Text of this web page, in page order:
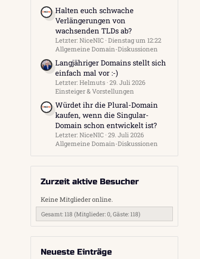
Halten euch schwache
Verlängerungen von
wachsenden TLDs ab?
Letzter: NiceNIC Dienstag um 12:22
Allgemeine Domain-Diskussionen
Langjähriger Domains stellt sich
einfach mal vor :-)
Letzter: Helmuts 29. Juli 2026
Einsteiger & Vorstellungen
Würdet ihr die Plural-Domain
kaufen, wenn die Singular-
Domain schon entwickelt ist?
Letzter: NiceNIC 29. Juli 2026
Allgemeine Domain-Diskussionen
Zurzeit aktive Besucher
Keine Mitglieder online.
Gesamt: 118 (Mitglieder: 0, Gäste: 118)
Neueste Einträge